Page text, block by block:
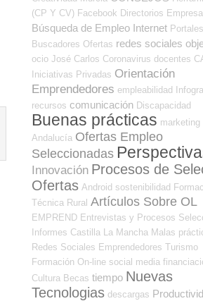
(CP Y CV) Facebook Directorios
Búsqueda de Empleo Internet
Buscadores Ofertas redes sociales
ocio José Carlos Coronavirus docentes
Iniciativas Privadas Orientación
Emprendedores empleabilidad
recursos comunicación Discapacidad
Buenas prácticas marketing
Andalucía Ofertas Empleo
Seleccionadas
Innovación Procesos de
Ofertas Android sostenibilidad
Técnica Rural Artículos Sobre OL
EMPREND Entrevistas y Procesos
Informes Castilla La Mancha Malas
Redes Sociales Emprendedores Turismo
Formación On-line social media
Cultura Becas tiempo Nuevas
Tecnologias descargas